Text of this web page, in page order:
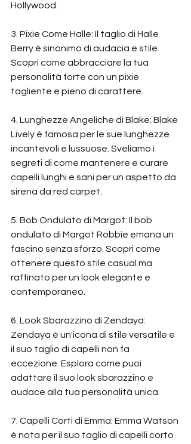
Hollywood.
3. Pixie Come Halle: Il taglio di Halle
Berry è sinonimo di audacia e stile.
Scopri come abbracciare la tua
personalità forte con un pixie
tagliente e pieno di carattere.
4. Lunghezze Angeliche di Blake: Blake
Lively è famosa per le sue lunghezze
incantevoli e lussuose. Sveliamo i
segreti di come mantenere e curare
capelli lunghi e sani per un aspetto da
sirena da red carpet.
5. Bob Ondulato di Margot: Il bob
ondulato di Margot Robbie emana un
fascino senza sforzo. Scopri come
ottenere questo stile casual ma
raffinato per un look elegante e
contemporaneo.
6. Look Sbarazzino di Zendaya:
Zendaya è un'icona di stile versatile e
il suo taglio di capelli non fa
eccezione. Esplora come puoi
adattare il suo look sbarazzino e
audace alla tua personalità unica.
7. Capelli Corti di Emma: Emma Watson
è nota per il suo taglio di capelli corto